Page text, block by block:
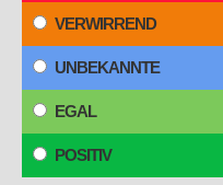
VERWIRREND
UNBEKANNTE
EGAL
POSITIV